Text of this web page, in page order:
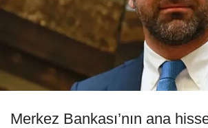
Merkez Bankası’nın ana